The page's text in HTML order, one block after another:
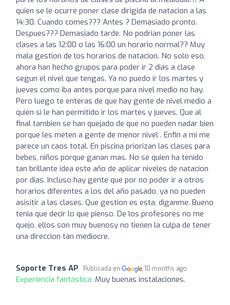
quien se le ocurre poner clase dirigida de natacion a las
14:30. Cuando comes??? Antes ? Demasiado pronto.
Despues??? Demasiado tarde. No podrian poner las
clases a las 12:00 o las 16:00 un horario normal?? Muy
mala gestion de los horarios de natacion. No solo eso,
ahora han hecho grupos para poder ir 2 dias a clase
segun el nivel que tengas. Ya no puedo ir los martes y
jueves como iba antes porque para nivel medio no hay.
Pero luego te enteras de que hay gente de nivel medio a
quien si le han permitido ir los martes y jueves. Que al
final tambien se han quejado de que no pueden nadar bien
porque les meten a gente de menor nivel . Enfin a mi me
parece un caos total. En piscina priorizan las clases para
bebes, niños porque ganan mas. No se quien ha tenido
tan brillante idea este año de aplicar niveles de natacion
por dias. Incluso hay gente que por no poder ir a otros
horarios diferentes a los del año pasado, ya no pueden
asisitir a las clases. Que gestion es esta, diganme. Bueno
tenia que decir lo que pienso. De los profesores no me
quejo, ellos son muy buenosy no tienen la culpa de tener
una direccion tan mediocre.
Soporte Tres AP Publicada en 10 months ago
Experiencia fantástica: Muy buenas instalaciones.